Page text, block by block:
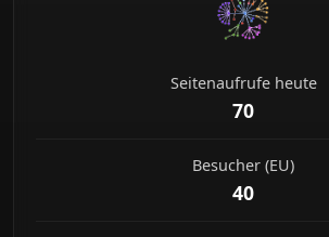
Seitenaufrufe heute
70
Besucher (EU)
40